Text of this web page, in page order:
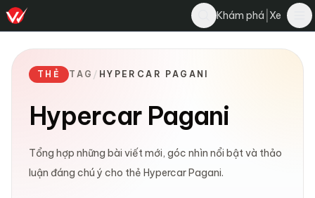
Khám phá Xe
THẺ TAG / HYPERCAR PAGANI
Hypercar Pagani
Tổng hợp những bài viết mới, góc nhìn nổi bật và thảo
luận đáng chú ý cho thẻ Hypercar Pagani.